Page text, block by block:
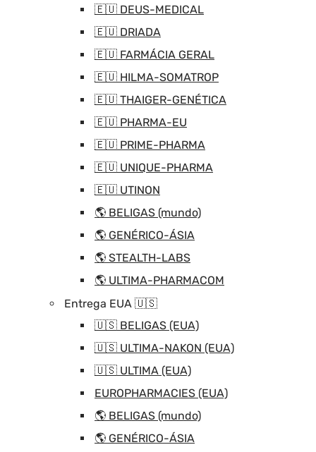
🇪🇺 DEUS-MEDICAL
🇪🇺 DRIADA
🇪🇺 FARMÁCIA GERAL
🇪🇺 HILMA-SOMATROP
🇪🇺 THAIGER-GENÉTICA
🇪🇺 PHARMA-EU
🇪🇺 PRIME-PHARMA
🇪🇺 UNIQUE-PHARMA
🇪🇺 UTINON
🌎 BELIGAS (mundo)
🌎 GENÉRICO-ÁSIA
🌎 STEALTH-LABS
🌎 ULTIMA-PHARMACOM
Entrega EUA 🇺🇸
🇺🇸 BELIGAS (EUA)
🇺🇸 ULTIMA-NAKON (EUA)
🇺🇸 ULTIMA (EUA)
EUROPHARMACIES (EUA)
🌎 BELIGAS (mundo)
🌎 GENÉRICO-ÁSIA